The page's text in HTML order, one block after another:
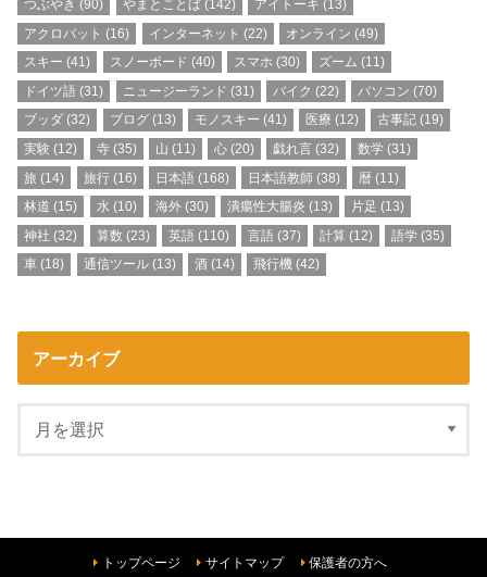
つぶやき (90) やまとことば(142) アイトーキ (13)
アクロバット (16) インターネット (22) オンライン (49)
スキー (41) スノーボード (40) スマホ (30) ズーム (11)
ドイツ語 (31) ニュージーランド (31) バイク (22) パソコン (70)
ブッダ (32) ブログ(13) モノスキー (41) 医療 (12) 古事記 (19)
実験 (12) 寺(35) 山 (11) 心 (20) 戯れ言 (32) 数学 (31)
旅 (14) 旅行(16) 日本語 (168) 日本語教師 (38) 暦 (11)
林道 (15) 水 (10) 海外(30) 潰瘍性大腸炎 (13) 片足 (13)
神社 (32) 算数 (23) 英語 (110) 言語 (37) 計算 (12) 語学 (35)
車 (18) 通信ツール(13) 酒(14) 飛行機 (42)
アーカイブ
トップページ サイトマップ
保護者の方へ